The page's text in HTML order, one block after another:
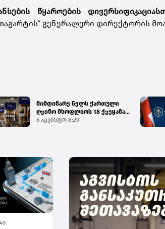
წყაროების
გენერალური დირექტორის
მიმდინარე წელს ქართული
ღვინო მსოფლიოს 18 ქვეყანაში
გამართულ 140-მდე ღო...
5 აგვისტო 8:29